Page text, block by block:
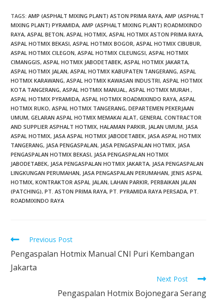
TAGS:AMP (ASPHALT MIXING PLANT) ASTON PRIMA RAYA, AMP (ASPHALT
MIXING PLANT) PYRAMIDA, AMP (ASPHALT MIXING PLANT) ROADMIXINDO
RAYA, ASPAL BETON, ASPAL HOTMIX, ASPAL HOTMIX ASTON PRIMA RAYA,
ASPAL HOTMIX BEKASI, ASPAL HOTMIX BOGOR, ASPAL HOTMIX CIBUBUR,
ASPAL HOTMIX CILEGON, ASPAL HOTMIX CILEUNGSI, ASPAL HOTMIX
CIMANGGIS, ASPAL HOTMIX JABODETABEK, ASPAL HOTMIX JAKARTA,
ASPAL HOTMIX JALAN, ASPAL HOTMIX KABUPATEN TANGERANG, ASPAL
HOTMIX KARAWANG, ASPAL HOTMIX KAWASAN INDUSTRI, ASPAL HOTMIX
KOTA TANGERANG, ASPAL HOTMIX MANUAL , ASPAL HOTMIX MURAH. ,
ASPAL HOTMIX PYRAMIDA, ASPAL HOTMIX ROADMIXINDO RAYA, ASPAL
HOTMIX RUKO, ASPAL HOTMIX TANGERANG, DEPARTEMEN PEKERJAAN
UMUM, GELARAN ASPAL HOTMIX MEMAKAI ALAT, GENERAL CONTRACTOR
AND SUPPLIER ASPHALT HOTMIX, HALAMAN PARKIR, JALAN UMUM, JASA
ASPAL HOTMIX, JASA ASPAL HOTMIX JABODETABEK, JASA ASPAL HOTMIX
TANGERANG, JASA PENGASPALAN, JASA PENGASPALAN HOTMIX, JASA
PENGASPALAN HOTMIX BEKASI, JASA PENGASPALAN HOTMIX
JABODETABEK, JASA PENGASPALAN HOTMIX JAKARTA, JASA PENGASPALAN
LINGKUNGAN PERUMAHAN, JASA PENGASPALAN PERUMAHAN, JENIS ASPAL
HOTMIX, KONTRAKTOR ASPAL JALAN, LAHAN PARKIR, PERBAIKAN JALAN
(PATCHING), PT. ASTON PRIMA RAYA, PT. PYRAMIDA RAYA PERSADA, PT.
ROADMIXINDO RAYA
Previous Post
Pengaspalan Hotmix Manual CNI Puri Kembangan
Jakarta
Next Post
Pengaspalan Hotmix Bojonegara Serang